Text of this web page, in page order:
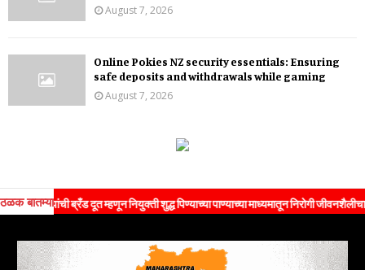
August 7, 2026
Online Pokies NZ security essentials: Ensuring
safe deposits and withdrawals while gaming
August 7, 2026
ठळक बातम्या
ब्रँड दूत म्हणून नियुक्ती शुद्ध पिण्याच्या पाण्याच्या माध्यमातून निरोगी जीवनशैलीचा संदेश